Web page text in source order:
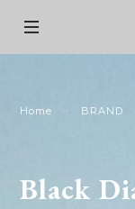
Home BRAND
Black